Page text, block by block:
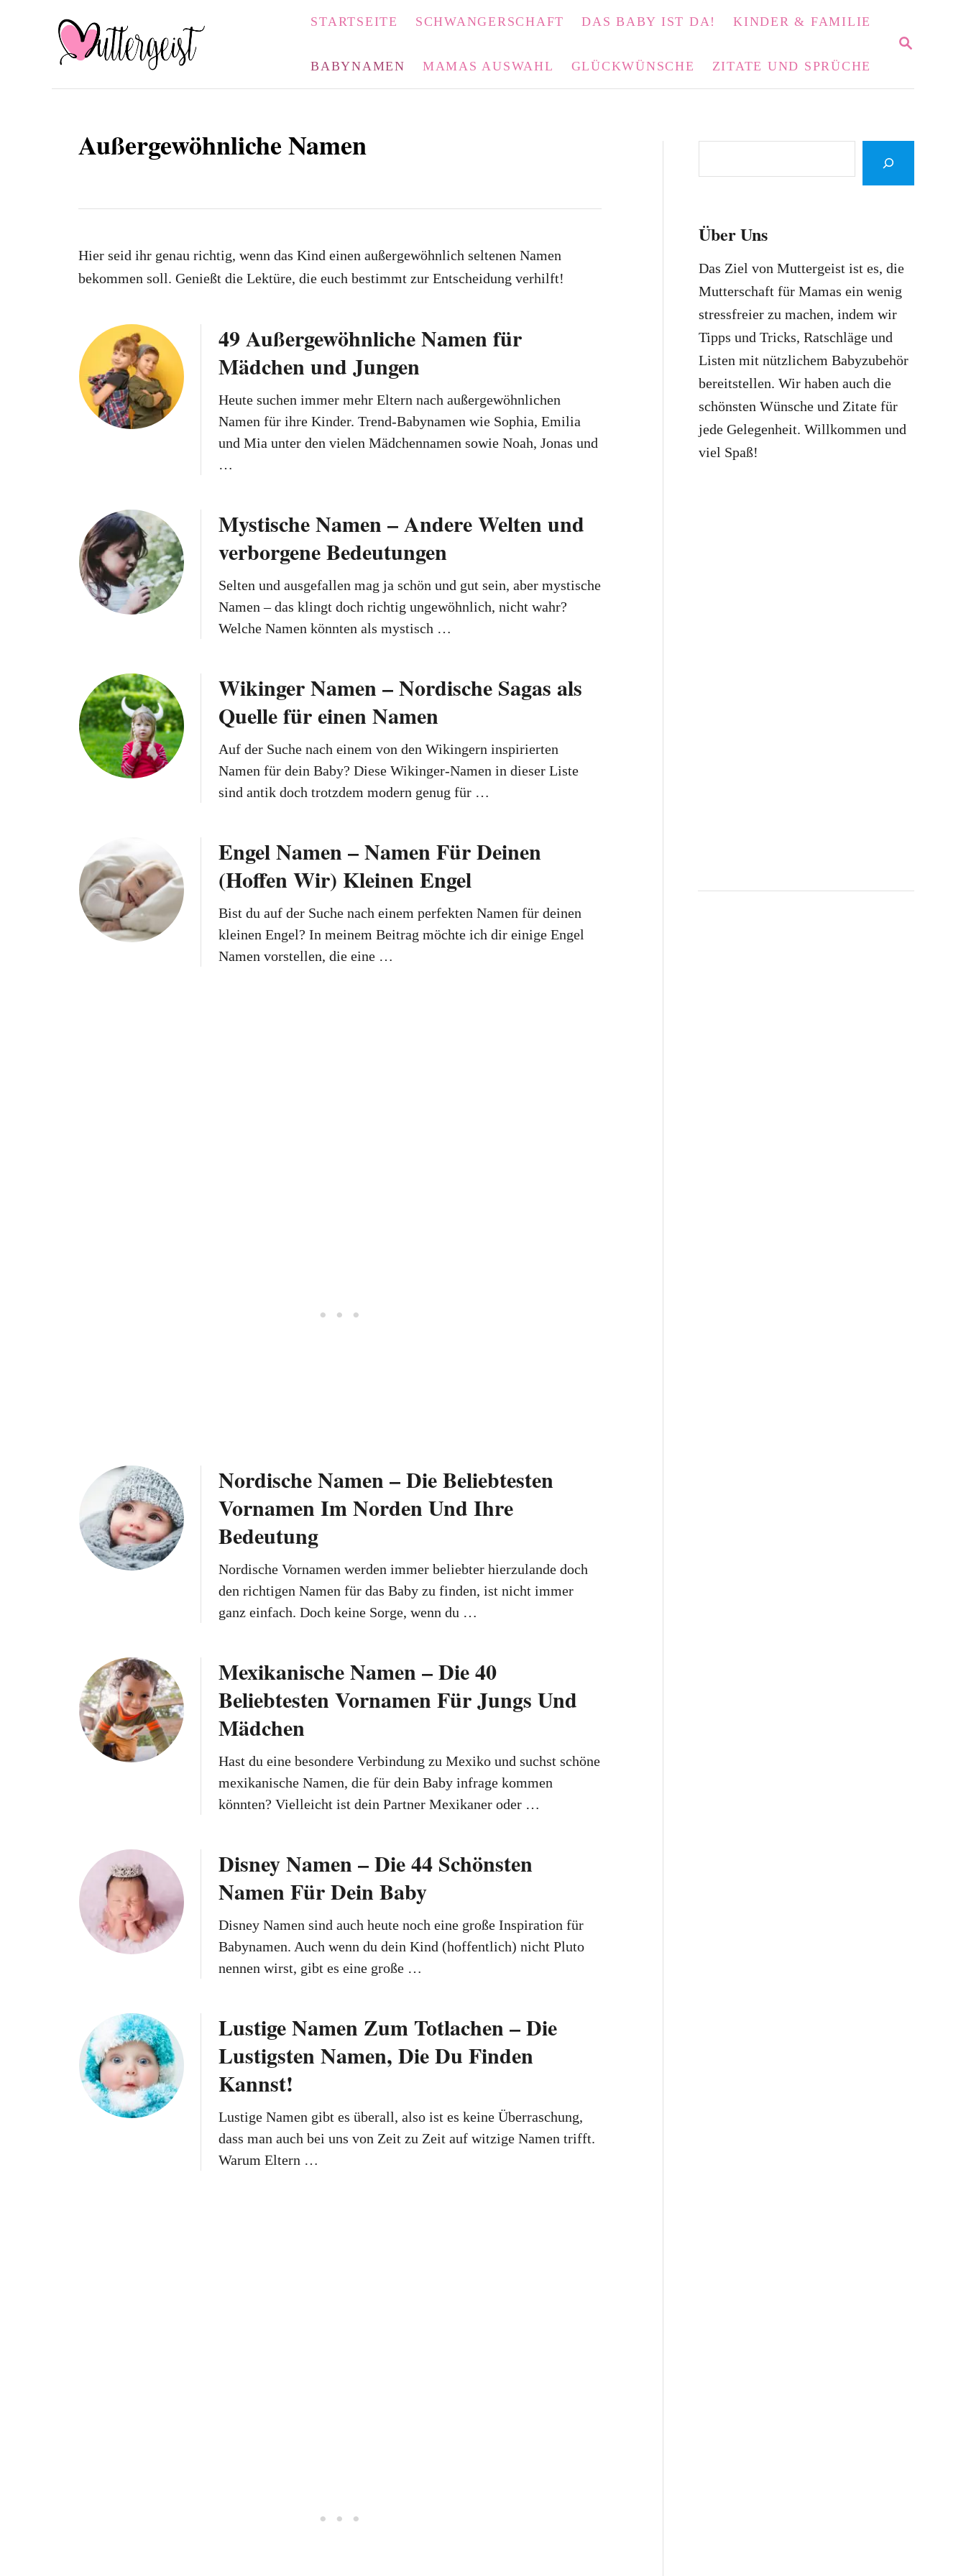
S
STARTSEITE SCHWANGERSCHAFT DAS BABY IST DA! KINDER & FAMILIE
BABYNAMEN MAMAS AUSWAHL GLÜCKWÜNSCHE ZITATE UND SPRÜCHE
Außergewöhnliche Namen
Hier seid ihr genau richtig, wenn das Kind einen außergewöhnlich seltenen Namen
bekommen soll. Genießt die Lektüre, die euch bestimmt zur Entscheidung verhilft!
49 Außergewöhnliche Namen für
Mädchen und Jungen
Heute suchen immer mehr Eltern nach außergewöhnlichen
Namen für ihre Kinder. Trend-Babynamen wie Sophia, Emilia
und Mia unter den vielen Mädchennamen sowie Noah, Jonas und
…
Mystische Namen – Andere Welten und
verborgene Bedeutungen
Selten und ausgefallen mag ja schön und gut sein, aber mystische
Namen – das klingt doch richtig ungewöhnlich, nicht wahr?
Welche Namen könnten als mystisch …
Wikinger Namen – Nordische Sagas als
Quelle für einen Namen
Auf der Suche nach einem von den Wikingern inspirierten
Namen für dein Baby? Diese Wikinger-Namen in dieser Liste
sind antik doch trotzdem modern genug für …
Engel Namen – Namen Für Deinen
(Hoffen Wir) Kleinen Engel
Bist du auf der Suche nach einem perfekten Namen für deinen
kleinen Engel? In meinem Beitrag möchte ich dir einige Engel
Namen vorstellen, die eine …
Nordische Namen – Die Beliebtesten
Vornamen Im Norden Und Ihre
Bedeutung
Nordische Vornamen werden immer beliebter hierzulande doch
den richtigen Namen für das Baby zu finden, ist nicht immer
ganz einfach. Doch keine Sorge, wenn du …
Mexikanische Namen – Die 40
Beliebtesten Vornamen Für Jungs Und
Mädchen
Hast du eine besondere Verbindung zu Mexiko und suchst schöne
mexikanische Namen, die für dein Baby infrage kommen
könnten? Vielleicht ist dein Partner Mexikaner oder …
Disney Namen – Die 44 Schönsten
Namen Für Dein Baby
Disney Namen sind auch heute noch eine große Inspiration für
Babynamen. Auch wenn du dein Kind (hoffentlich) nicht Pluto
nennen wirst, gibt es eine große …
Lustige Namen Zum Totlachen – Die
Lustigsten Namen, Die Du Finden
Kannst!
Lustige Namen gibt es überall, also ist es keine Überraschung,
dass man auch bei uns von Zeit zu Zeit auf witzige Namen trifft.
Warum Eltern …
e
c
h
Über Uns
Das Ziel von Muttergeist ist es, die
Mutterschaft für Mamas ein wenig
stressfreier zu machen, indem wir
Tipps und Tricks, Ratschläge und
Listen mit nützlichem Babyzubehör
bereitstellen. Wir haben auch die
schönsten Wünsche und Zitate für
jede Gelegenheit. Willkommen und
viel Spaß!